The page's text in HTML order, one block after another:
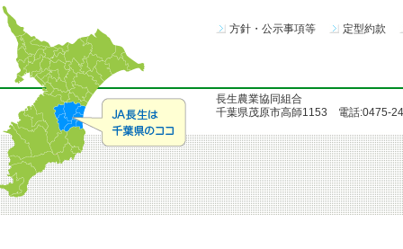
方針・公示事項等 定型約款
長生農業協同組合
千葉県茂原市高師1153 電話:0475-